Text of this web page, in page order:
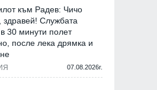
към Радев: Чичо
здравей! Службата
30 минути полет
после лека дрямка и
07.08.2026г.